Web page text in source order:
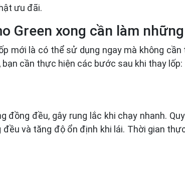
ưu đãi.
Green xong cần làm
mới là có thể sử dụng ngay mà không
cần thực hiện các bước sau khi thay lốp:
đồng đều, gây rung lắc khi chạy nhanh.
và tăng độ ổn định khi lái. Thời gian